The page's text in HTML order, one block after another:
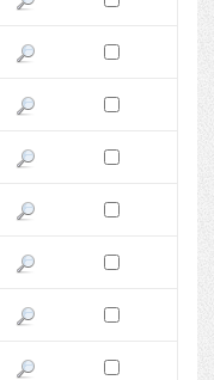
Pokaż podgląd wersji z dnia
Zaznacz wersję do
Pokaż podgląd wersji z dnia
Zaznacz wersję do
Pokaż podgląd wersji z dnia
Zaznacz wersję do
Pokaż podgląd wersji z dnia
Zaznacz wersję do
Pokaż podgląd wersji z dnia
Zaznacz wersję do
Pokaż podgląd wersji z dnia
Zaznacz wersję do
Pokaż podgląd wersji z dnia
Zaznacz wersję do